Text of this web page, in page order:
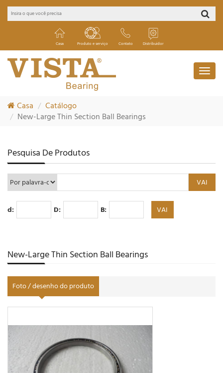
Casa Produto e serviço Contato Distribuidor
Casa
Catálogo
New-Large Thin Section Ball Bearings
Pesquisa De Produtos
d: D: B:
New-Large Thin Section Ball Bearings
Foto / desenho do produto